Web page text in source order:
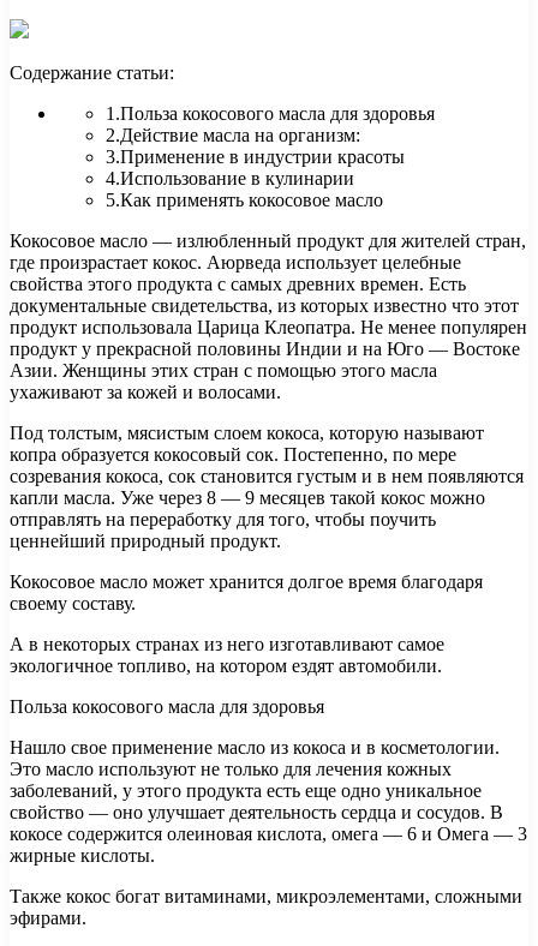
Содержание статьи:
1.Польза кокосового масла для здоровья
2.Действие масла на организм:
3.Применение в индустрии красоты
4.Использование в кулинарии
5.Как применять кокосовое масло
Кокосовое масло — излюбленный продукт для жителей стран,
где произрастает кокос. Аюрведа использует целебные
свойства этого продукта с самых древних времен. Есть
документальные свидетельства, из которых известно что этот
продукт использовала Царица Клеопатра. Не менее популярен
продукт у прекрасной половины Индии и на Юго — Востоке
Азии. Женщины этих стран с помощью этого масла
ухаживают за кожей и волосами.
Под толстым, мясистым слоем кокоса, которую называют
копра образуется кокосовый сок. Постепенно, по мере
созревания кокоса, сок становится густым и в нем появляются
капли масла. Уже через 8 — 9 месяцев такой кокос можно
отправлять на переработку для того, чтобы поучить
ценнейший природный продукт.
Кокосовое масло может хранится долгое время благодаря
своему составу.
А в некоторых странах из него изготавливают самое
экологичное топливо, на котором ездят автомобили.
Польза кокосового масла для здоровья
Нашло свое применение масло из кокоса и в косметологии.
Это масло используют не только для лечения кожных
заболеваний, у этого продукта есть еще одно уникальное
свойство — оно улучшает деятельность сердца и сосудов. В
кокосе содержится олеиновая кислота, омега — 6 и Омега — 3
жирные кислоты.
Также кокос богат витаминами, микроэлементами, сложными
эфирами.